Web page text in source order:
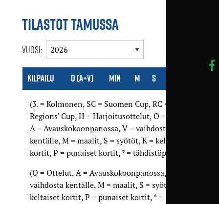
TILASTOT TAMUSSA
Vuosi:
Kilpailu O (A+V) Min M S
(3. = Kolmonen, SC = Suomen Cup, RC =
Regions' Cup, H = Harjoitusottelut, O = Ottelut,
A = Avaus­kokoon­panossa, V = vaihdosta
kentälle, M = maalit, S = syötöt, K = keltaiset
kortit, P = punaiset kortit, * = tähdistöpisteet)
(O = Ottelut, A = Avaus­kokoon­panossa, V =
vaihdosta kentälle, M = maalit, S = syötöt, K =
keltaiset kortit, P = punaiset kortit, * =